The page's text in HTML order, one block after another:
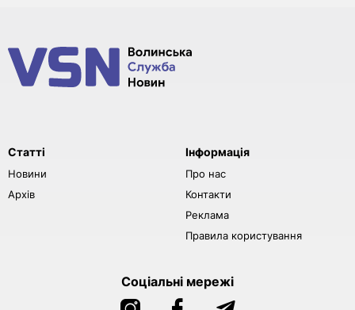
Статті
Новини
Архів
Інформація
Про нас
Контакти
Реклама
Правила користування
Соціальні мережі